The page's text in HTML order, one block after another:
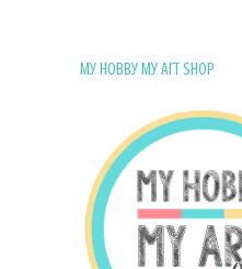
My Hobby My Art Shop